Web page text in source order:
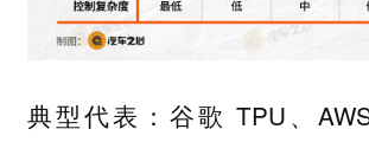
典型代表：谷歌 TPU、AWS